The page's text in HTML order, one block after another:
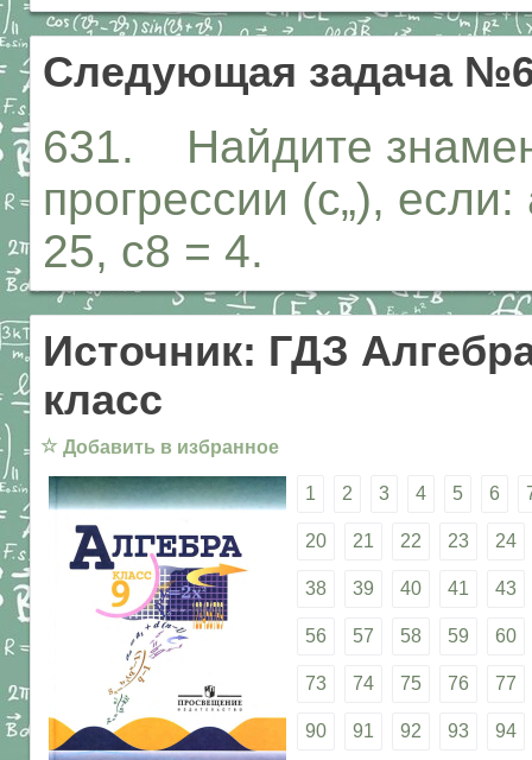
Следующая задача
631. Найдите
прогрессии (с„),
25, с8 = 4.
Источник: ГДЗ
класс
☆ Добавить в избранное
1 2 3 4 5 6
20 21 22 23 24
38 39 40 41 43
56 57 58 59 60
73 74 75 76 77
90 91 92 93 94